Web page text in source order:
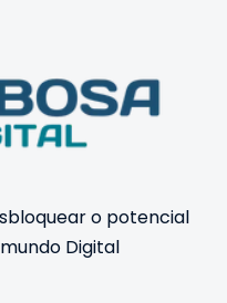
o potencial
Digital